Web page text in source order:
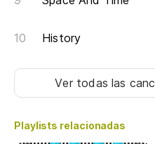
History
Ver todas las
Playlists relacionadas